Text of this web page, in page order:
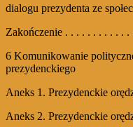
dialogu prezydenta ze
Zakończenie . . . . . . . . . . . .
6 Komunikowanie
prezydenckiego
Aneks 1. Prezydenckie
Aneks 2. Prezydenckie